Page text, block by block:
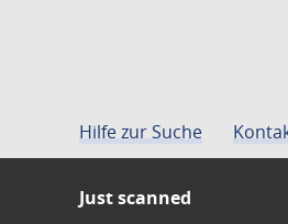
Hilfe zur Suche
Just scanned